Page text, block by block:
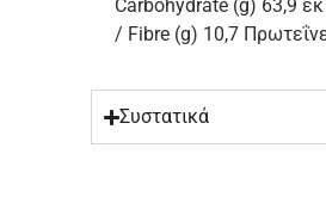
Carbohydrate (g) 63,9
/ Fibre (g) 10,7
Συστατικά